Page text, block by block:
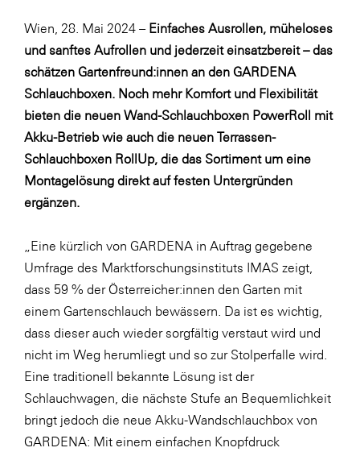
Salesforce
sebamed
SeneCura
SERVICE&MORE
SKINUANCE®
Somfy
Sony DADC
STIHL Tirol
Trend Micro
TAG GmbH
VALETTA
Verband Druck Medien Österreich
Wirtschaftskammer Salzburg
WKS Fachgruppe Fahrzeughandel und
Fahrzeugtechnik
Wien, 28. Mai 2024 – Einfaches Ausrollen, müheloses
und sanftes Aufrollen und jederzeit einsatzbereit – das
schätzen Gartenfreund:innen an den GARDENA
Schlauchboxen. Noch mehr Komfort und Flexibilität
bieten die neuen Wand-Schlauchboxen PowerRoll mit
Akku-Betrieb wie auch die neuen Terrassen-
Schlauchboxen RollUp, die das Sortiment um eine
Montagelösung direkt auf festen Untergründen
ergänzen.
„Eine kürzlich von GARDENA in Auftrag gegebene
Umfrage des Marktforschungsinstituts IMAS zeigt,
dass 59 % der Österreicher:innen den Garten mit
einem Gartenschlauch bewässern. Da ist es wichtig,
dass dieser auch wieder sorgfältig verstaut wird und
nicht im Weg herumliegt und so zur Stolperfalle wird.
Eine traditionell bekannte Lösung ist der
Schlauchwagen, die nächste Stufe an Bequemlichkeit
bringt jedoch die neue Akku-Wandschlauchbox von
GARDENA: Mit einem einfachen Knopfdruck